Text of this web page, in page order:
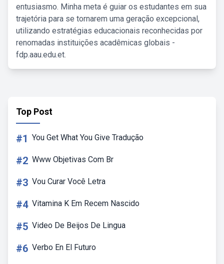
entusiasmo. Minha meta é guiar os estudantes em sua
trajetória para se tornarem uma geração excepcional,
utilizando estratégias educacionais reconhecidas por
renomadas instituições acadêmicas globais -
fdp.aau.edu.et.
Top Post
#1 You Get What You Give Tradução
#2 Www Objetivas Com Br
#3 Vou Curar Você Letra
#4 Vitamina K Em Recem Nascido
#5 Video De Beijos De Lingua
#6 Verbo En El Futuro